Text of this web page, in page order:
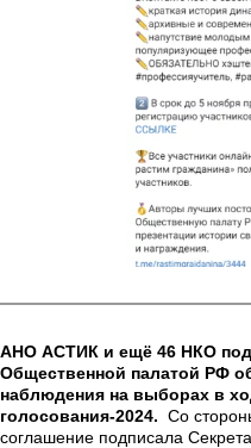
АНО АСТИК и ещё 46 НКО
Общественной палатой РФ
наблюдения на выборах в
голосования-2024. Со
соглашение подписала